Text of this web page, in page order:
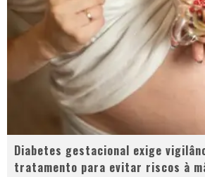
Diabetes gestacional exige
tratamento para evitar riscos à